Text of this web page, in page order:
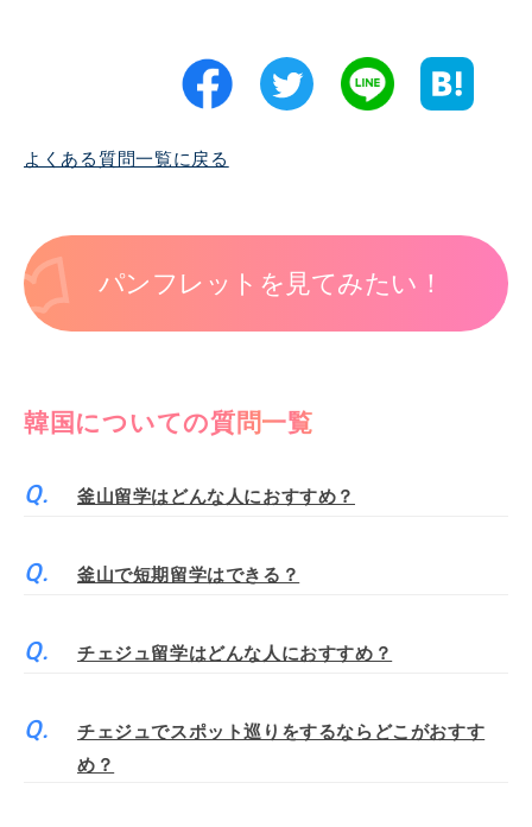
よくある質問一覧に戻る
パンフレットを見てみたい！
韓国についての質問一覧
釜山留学はどんな人におすすめ？
釜山で短期留学はできる？
チェジュ留学はどんな人におすすめ？
チェジュでスポット巡りをするならどこがおすす
め？